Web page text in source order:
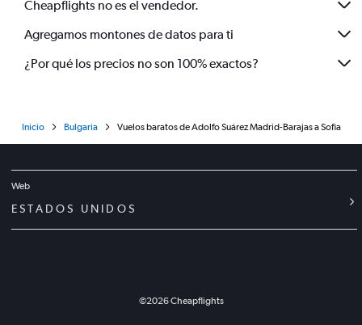
Cheapflights no es el vendedor.
Agregamos montones de datos para ti
¿Por qué los precios no son 100% exactos?
Inicio Bulgaria Vuelos baratos de Adolfo Suárez Madrid-Barajas a Sofia
Web
ESTADOS UNIDOS
©2026Cheapflights